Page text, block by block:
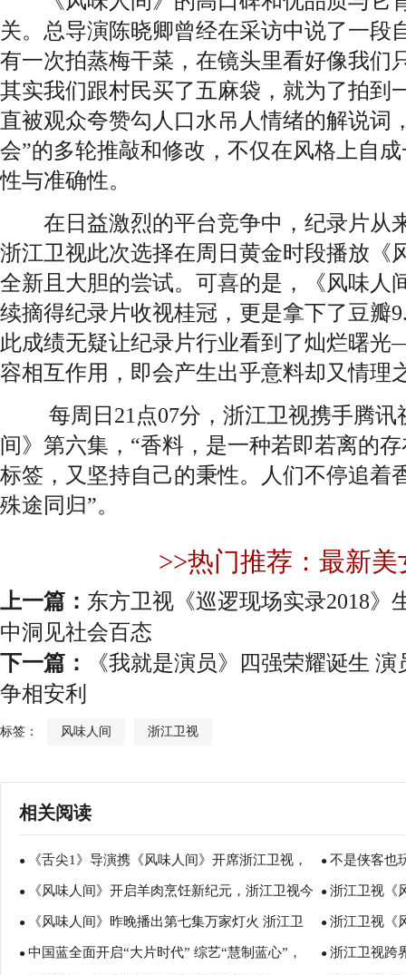
关。总导演陈晓卿曾经在采访中说了一段
有一次拍蒸梅干菜，在镜头里看好像我们
其实我们跟村民买了五麻袋，就为了拍到
直被观众夸赞勾人口水吊人情绪的解说词
会”的多轮推敲和修改，不仅在风格上自
性与准确性。
在日益激烈的平台竞争中，纪录片从
浙江卫视此次选择在周日黄金时段播放《
全新且大胆的尝试。可喜的是，《风味人
续摘得纪录片收视桂冠，更是拿下了豆瓣
此成绩无疑让纪录片行业看到了灿烂曙
容相互作用，即会产生出乎意料却又情理
每周日21点07分，浙江卫视携手腾讯
间》第六集，“香料，是一种若即若离的
标签，又坚持自己的秉性。人们不停追着
殊途同归”。
>>热门推荐：最新美
上一篇： 东方卫视《巡逻现场实录2018》
中洞见社会百态
下一篇：
《我就是演员》四强荣耀诞生
争相安利
标签： 风味人间 浙江卫视
相关阅读
● 《舌尖1》导演携《风味人间》开席浙江卫视，
美味看得见！
● 不是侠客也
● 《风味人间》开启羊肉烹饪新纪元，浙江卫视今
晚发布高能炊具
● 浙江卫视《
动摇“真香”地
● 《风味人间》昨晚播出第七集万家灯火 浙江卫
视展人文关怀
● 浙江卫视《
古往今来
● 中国蓝全面开启“大片时代” 综艺“慧制蓝心”， ● 浙江卫视跨